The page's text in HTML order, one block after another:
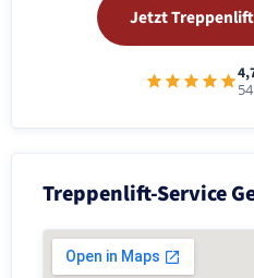
Jetzt
Treppenlift-Service